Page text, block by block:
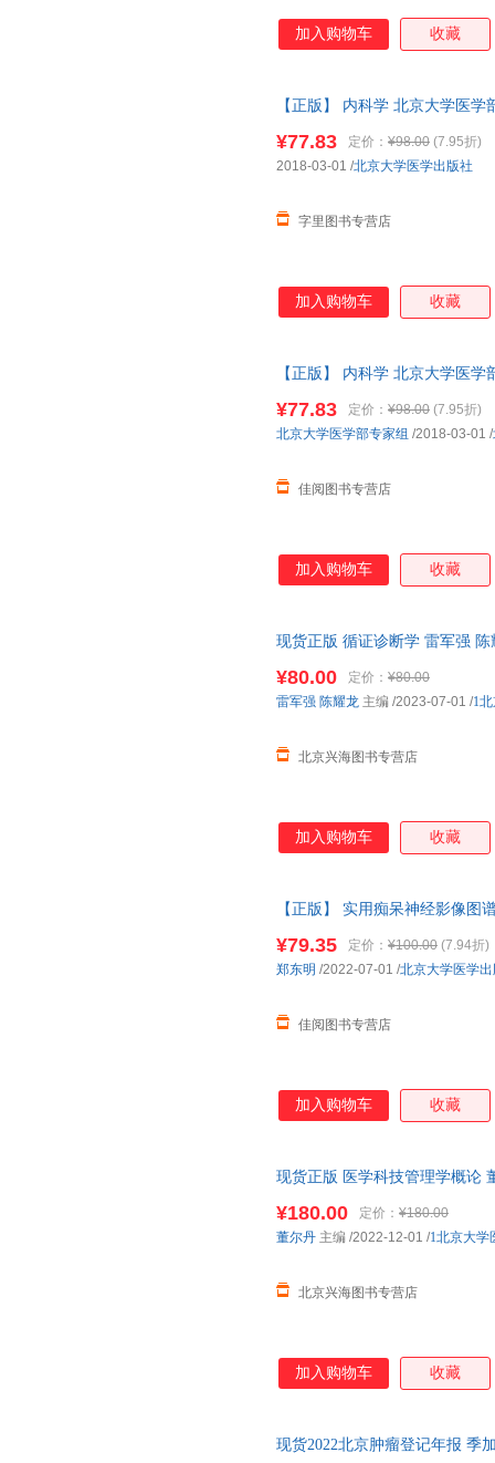
加入购物车 收藏
【正版】 内科学 北京大学医
¥77.83 定价： ¥98.00 (7.95折)
字里图书专营店
2018-03-01 /北京大学医学出版社
加入购物车 收藏
【正版】 内科学 北京大学医
¥77.83 定价： ¥98.00 (7.95折)
佳阅图书专营店
北京大学医学部专家组 /2018-03-01 /
加入购物车 收藏
现货正版 循证诊断学 雷军强
¥80.00 定价： ¥80.00
北京兴海图书专营店
雷军强 陈耀龙 主编 /2023-07-01 /1
加入购物车 收藏
【正版】 实用痴呆神经影像图
¥79.35 定价： ¥100.00 (7.94折)
佳阅图书专营店
郑东明 /2022-07-01 /北京大学医学
加入购物车 收藏
现货正版 医学科技管理学概论
¥180.00 定价： ¥180.00
北京兴海图书专营店
董尔丹 主编 /2022-12-01 /1北京大学
加入购物车 收藏
现货2022北京肿瘤登记年报 季